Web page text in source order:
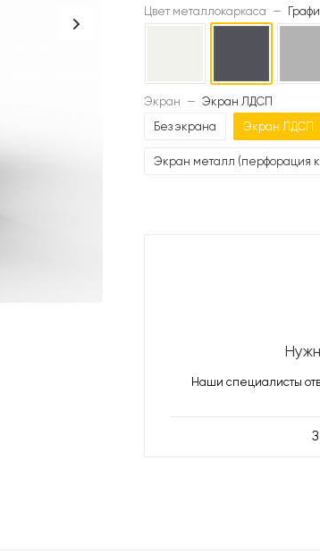
Цвет металлокаркаса —
Экран — Экран ЛДСП
Без экрана
Экран ЛДСП
Экран металл (перфорация
Наши специалисты